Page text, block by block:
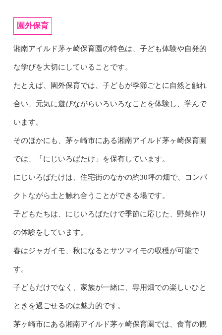
園外保育
湘南アイルド茅ヶ崎保育園の特色は、子ども体験や自発的
な学びを大切にしていることです。
たとえば、園外保育では、子どもが季節ごとに自然と触れ
合い、元気に遊びながらいろいろなことを体験し、学んで
います。
そのほかにも、茅ヶ崎市にある湘南アイルド茅ヶ崎保育園
では、「にじいろばたけ」を保有しています。
にじいろばたけは、住宅街のなかの約30坪の畑で、コンパ
クトながら土と触れ合うことができる場です。
子どもたちは、にじいろばたけで季節に応じた、野菜作り
の体験をしています。
春はジャガイモ、秋になるとサツマイモの収穫が可能で
す。
子どもだけでなく、家族が一緒に、専用畑での楽しいひと
ときを過ごせるのは魅力的です。
茅ヶ崎市にある湘南アイルド茅ヶ崎保育園では、食育の観